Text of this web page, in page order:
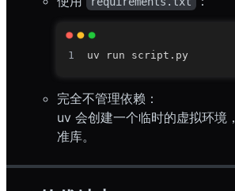
完全不管理依赖：
uv 会创建一个临时的虚拟环境
准库。